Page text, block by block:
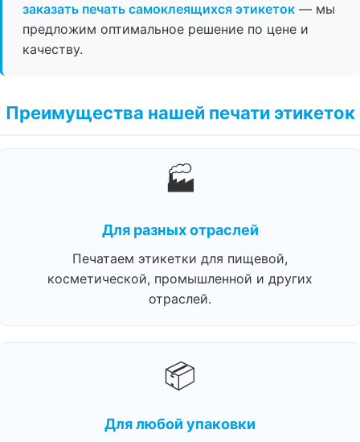
заказать печать самоклеящихся этикеток — мы
предложим оптимальное решение по цене и
качеству.
Преимущества нашей печати этикеток
🏭
Для разных отраслей
Печатаем этикетки для пищевой,
косметической, промышленной и других
отраслей.
📦
Для любой упаковки